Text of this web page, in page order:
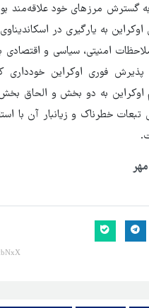
به گسترش مرزهای خود علاقه‌مند
اوکراین به یارگیری در
امنیتی، سیاسی و اقتصادی
پذیرش فوری اوکراین
اوکراین به دو بخش و الحاق
تبعات خطرناک و زیانبار آن با